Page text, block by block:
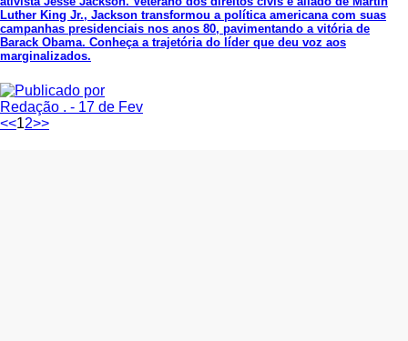
Luther King Jr., Jackson transformou a política americana com suas
campanhas presidenciais nos anos 80, pavimentando a vitória de
Barack Obama. Conheça a trajetória do líder que deu voz aos
marginalizados.
Redação . - 17 de Fev
<<12>>